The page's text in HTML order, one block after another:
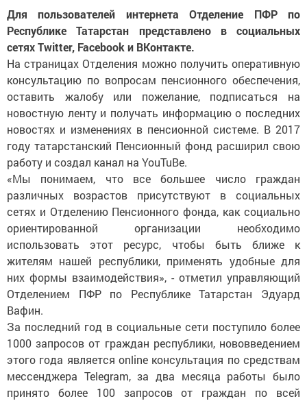
Для пользователей интернета Отделение ПФР по
Республике Татарстан представлено в социальных
сетях Twitter, Facebook и ВКонтакте.
На страницах Отделения можно получить оперативную
консультацию по вопросам пенсионного обеспечения,
оставить жалобу или пожелание, подписаться на
новостную ленту и получать информацию о последних
новостях и изменениях в пенсионной системе. В 2017
году татарстанский Пенсионный фонд расширил свою
работу и создал канал на YouTuBe.
«Мы понимаем, что все большее число граждан
различных возрастов присутствуют в социальных
сетях и Отделению Пенсионного фонда, как социально
ориентированной организации необходимо
использовать этот ресурс, чтобы быть ближе к
жителям нашей республики, применять удобные для
них формы взаимодействия», - отметил управляющий
Отделением ПФР по Республике Татарстан Эдуард
Вафин.
За последний год в социальные сети поступило более
1000 запросов от граждан республики, нововведением
этого года является online консультация по средствам
мессенджера Telegram, за два месяца работы было
принято более 100 запросов от граждан по всей